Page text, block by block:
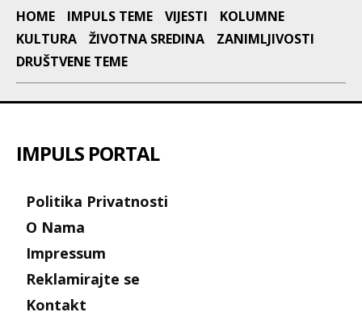
HOME IMPULS TEME VIJESTI
KOLUMNE
KULTURA
ŽIVOTNA SREDINA
ZANIMLJIVOSTI
DRUŠTVENE TEME
IMPULS PORTAL
Politika Privatnosti
O Nama
Impressum
Reklamirajte se
Kontakt